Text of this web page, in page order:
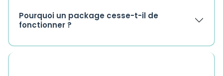
Pourquoi un package cesse-t-il de
fonctionner ?